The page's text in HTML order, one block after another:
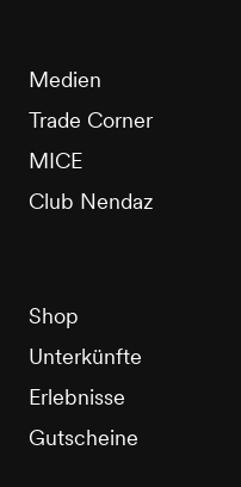
Medien
Trade Corner
MICE
Club Nendaz
Shop
Unterkünfte
Erlebnisse
Gutscheine